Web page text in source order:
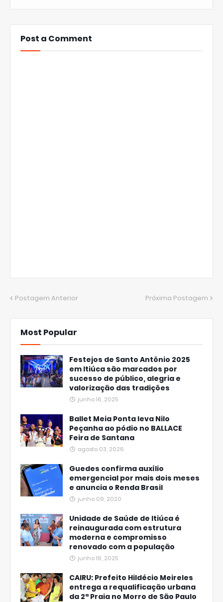
Post a Comment
Postagem Anterior Próxima Postagem
Most Popular
Festejos de Santo Antônio 2025
em Itiúca são marcados por
sucesso de público, alegria e
valorização das tradições
junho 16, 2025
Ballet Meia Ponta leva Nilo
Peçanha ao pódio no BALLACE
Feira de Santana
agosto 03, 2026
Guedes confirma auxílio
emergencial por mais dois meses
e anuncia o Renda Brasil
junho 09, 2020
Unidade de Saúde de Itiúca é
reinaugurada com estrutura
moderna e compromisso
renovado com a população
junho 16, 2025
CAIRU: Prefeito Hildécio Meireles
entrega a requalificação urbana
da 2ª Praia no Morro de São Paulo